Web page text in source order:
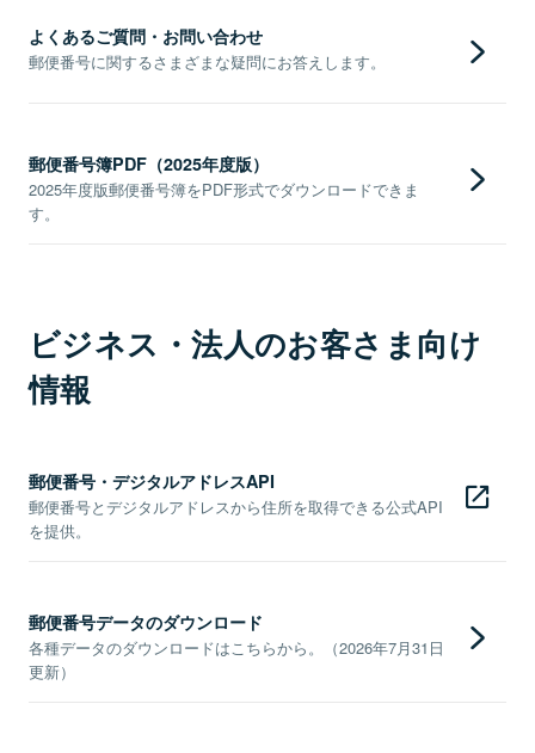
よくあるご質問・お問い合わせ
郵便番号に関するさまざまな疑問にお答えします。
郵便番号簿PDF（2025年度版）
2025年度版郵便番号簿をPDF形式でダウンロードできま
す。
ビジネス・法人のお客さま向け
情報
郵便番号・デジタルアドレスAPI
郵便番号とデジタルアドレスから住所を取得できる公式API
を提供。
郵便番号データのダウンロード
各種データのダウンロードはこちらから。（2026年7月31日
更新）